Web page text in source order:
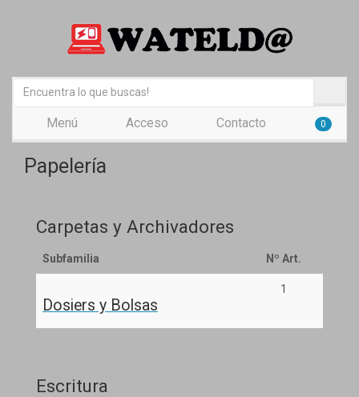
Menú Acceso Contacto 0
Papelería
Carpetas y Archivadores
Subfamilia Nº Art.
Dosiers y Bolsas
1
Escritura